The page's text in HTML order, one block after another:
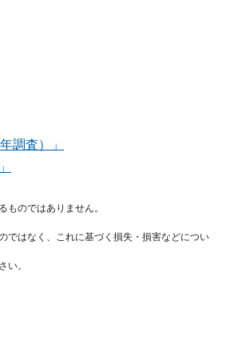
調査）」
のではありません。
ではなく、これに基づく損失・損害などについ
い。